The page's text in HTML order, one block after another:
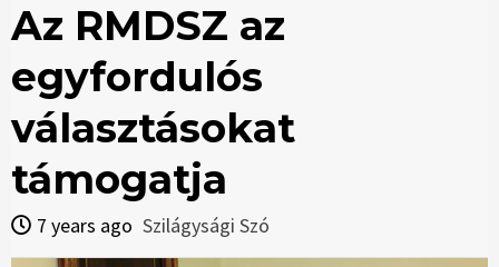
Az RMDSZ az
egyfordulós
választásokat
támogatja
7 years ago Szilágysági Szó